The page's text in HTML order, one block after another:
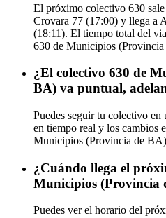
El próximo colectivo 630
Crovara 77 (17:00) y llega a
(18:11). El tiempo total del
630 de Municipios
¿El colectivo 630 de
BA) va puntual,
Puedes seguir tu colectivo en
en tiempo real y los cambios
Municipios (Provincia de BA)
¿Cuándo llega el
Municipios (Provincia
Puedes ver el horario del